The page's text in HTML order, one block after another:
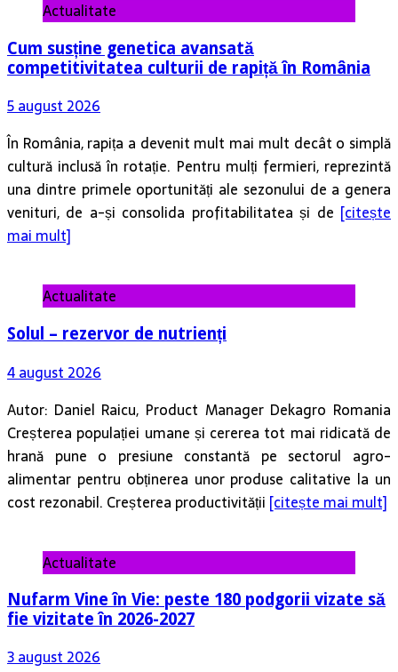
Actualitate
Cum susține genetica avansată
competitivitatea culturii de rapiță în România
5 august 2026
În România, rapița a devenit mult mai mult decât o simplă
cultură inclusă în rotație. Pentru mulți fermieri, reprezintă
una dintre primele oportunități ale sezonului de a genera
venituri, de a-și consolida profitabilitatea și de [citește
mai mult]
Actualitate
Solul – rezervor de nutrienți
4 august 2026
Autor: Daniel Raicu, Product Manager Dekagro Romania
Creșterea populației umane și cererea tot mai ridicată de
hrană pune o presiune constantă pe sectorul agro-
alimentar pentru obținerea unor produse calitative la un
cost rezonabil. Creșterea productivității [citește mai mult]
Actualitate
Nufarm Vine în Vie: peste 180 podgorii vizate să
fie vizitate în 2026-2027
3 august 2026